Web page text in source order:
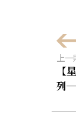
上一
【
列